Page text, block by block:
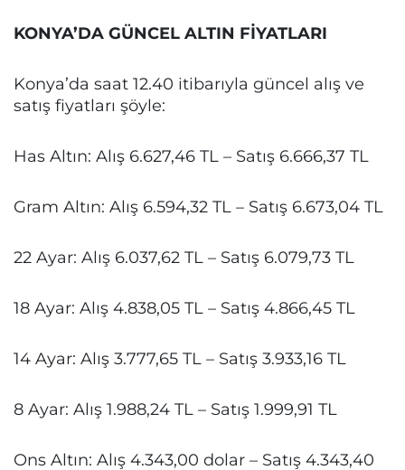
KONYA’DA GÜNCEL ALTIN FİYATLARI
Konya’da saat 12.40 itibarıyla güncel alış ve
satış fiyatları şöyle:
Has Altın: Alış 6.627,46 TL – Satış 6.666,37 TL
Gram Altın: Alış 6.594,32 TL – Satış 6.673,04 TL
22 Ayar: Alış 6.037,62 TL – Satış 6.079,73 TL
18 Ayar: Alış 4.838,05 TL – Satış 4.866,45 TL
14 Ayar: Alış 3.777,65 TL – Satış 3.933,16 TL
8 Ayar: Alış 1.988,24 TL – Satış 1.999,91 TL
Ons Altın: Alış 4.343,00 dolar – Satış 4.343,40